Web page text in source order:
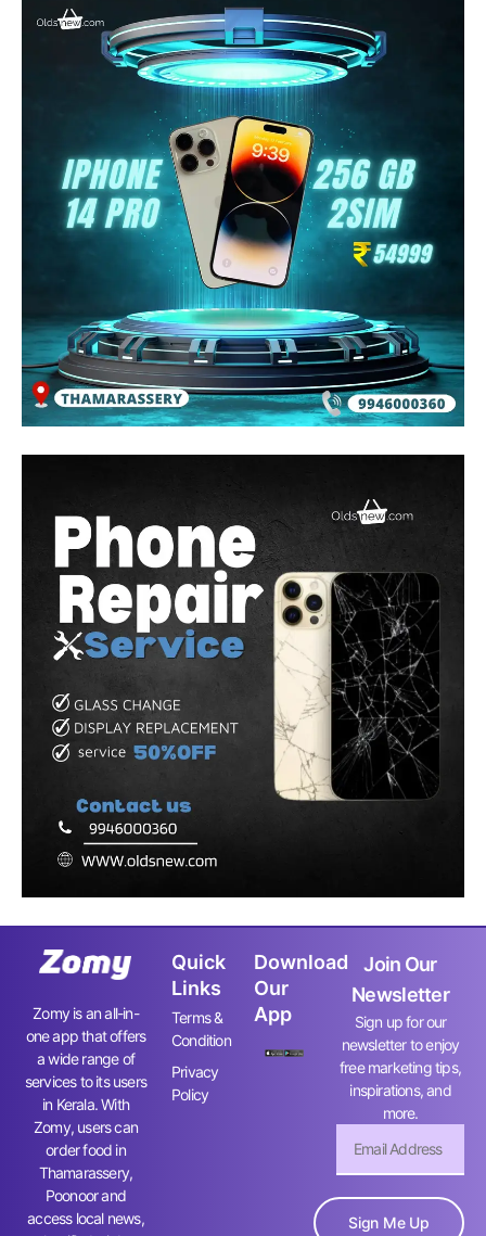
Zomy is an all-in-
one app that offers
a wide range of
services to its users
in Kerala. With
Zomy, users can
order food in
Thamarassery,
Poonoor and
access local news,
Quick
Links
Terms &
Condition
Privacy
Policy
Download
Our
App
Join Our
Newsletter
Sign up for our
newsletter to enjoy
free marketing tips,
inspirations, and
more.
Sign Me Up